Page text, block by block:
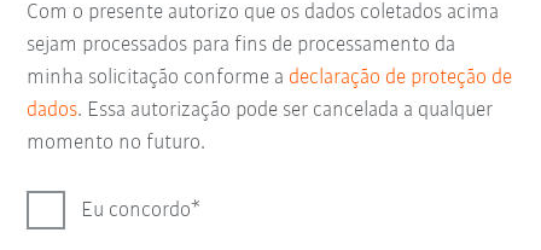
Com o presente autorizo que os dados coletados acima
sejam processados para fins de processamento da
minha solicitação conforme a declaração de proteção de
dados. Essa autorização pode ser cancelada a qualquer
momento no futuro.
Eu concordo